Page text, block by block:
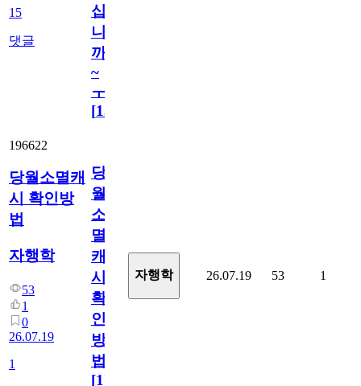
15
댓글
십
니
까
~
ㅜ
[15
196622
당월소멸캐
시 확인방
법
자행학
53
1
0
26.07.19
1
당
월
소
멸
캐
시
확
인
방
법
[1]
자행학 26.07.19 53 1